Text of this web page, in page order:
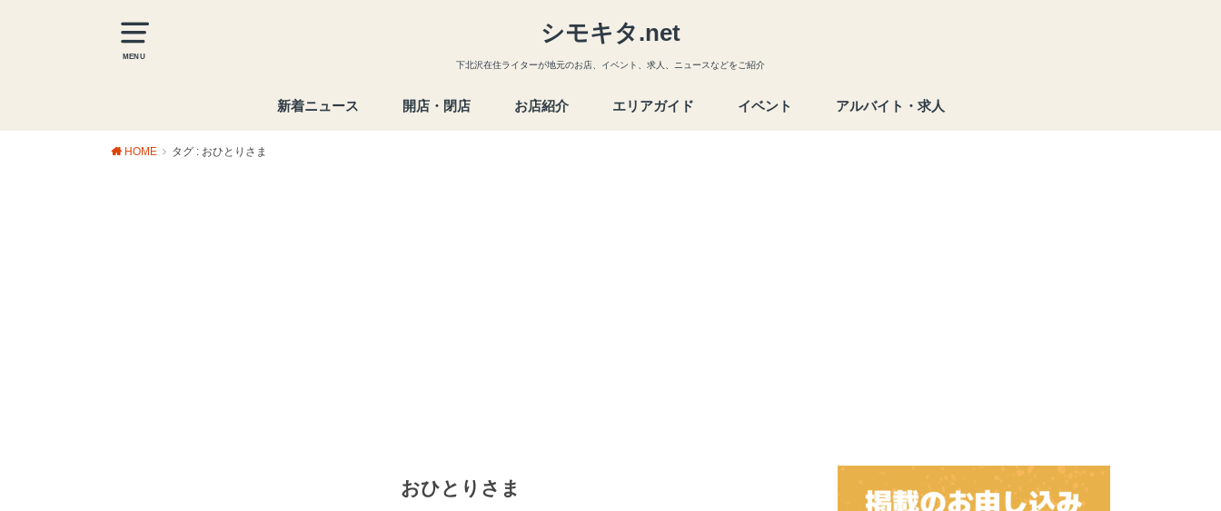
MENU
シモキタ.net
下北沢在住ライターが地元のお店、イベント、求人、ニュースなどをご紹介
新着ニュース 開店・閉店 お店紹介 エリアガイド イベント アルバイト・求人
HOME タグ : おひとりさま
おひとりさま